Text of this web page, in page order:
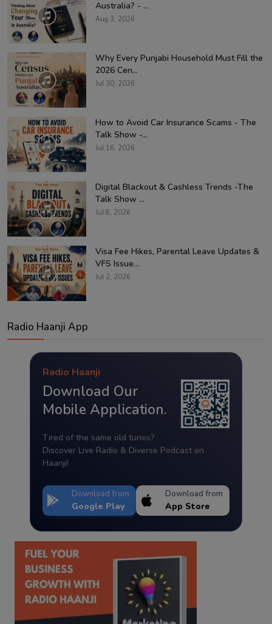
Australia? - ...
Aug 3, 2026
Why Every Punjabi Household Must Fill the
2026 Cen...
Jul 30, 2026
How to Avoid Car Insurance Scams - The
Talk Show -...
Jul 16, 2026
Digital Blackout & Cashless Trends -The
Talk Show ...
Jul 8, 2026
Visa Fee Hikes, Parental Leave Updates &
VFS Issue...
Jul 2, 2026
Radio Haanji App
Radio Haanji
Download Our
Mobile Application.
Tired of the same old tunes?
Discover Live Radio & Diverse Podcast on
Haanji!
Download from
Google Play
Download from
App Store